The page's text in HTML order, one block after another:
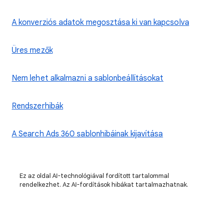
A konverziós adatok megosztása ki van kapcsolva
Üres mezők
Nem lehet alkalmazni a sablonbeállításokat
Rendszerhibák
A Search Ads 360 sablonhibáinak kijavítása
Ez az oldal AI-technológiával fordított tartalommal
rendelkezhet. Az AI-fordítások hibákat tartalmazhatnak.